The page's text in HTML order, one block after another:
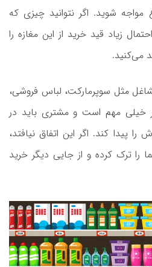
شوید. اگر نتوانید چیزی که
زیاد قید خرید از این مغازه را
می‌کنید.
مثل سوپرمارکت، لباس فروشی،
خیلی مهم است و مشتری باید در
پیدا کند. اگر این اتفاق نیافتد،
را ترک کرده و از جایی دیگر خرید